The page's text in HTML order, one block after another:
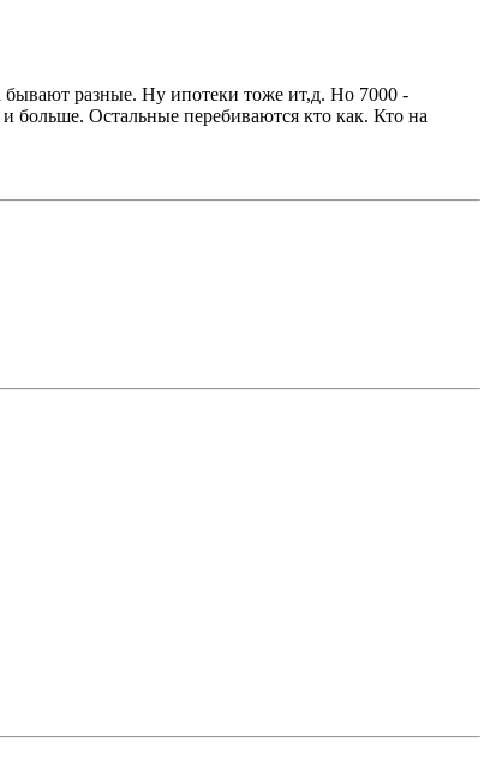
бывают разные. Ну ипотеки тоже ит,д. Но 7000 -
больше. Остальные перебиваются кто как. Кто на